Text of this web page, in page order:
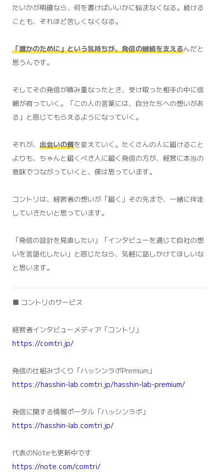
たいかが明確なら、何を書けばいいかに悩まなくなる。続ける
ことも、それほど苦しくなくなる。
「誰かのために」という気持ちが、発信の継続を支えるんだと
思うんです。
そしてその発信が積み重なったとき、受け取った相手の中に信
頼が育っていく。「この人の言葉には、自分たちへの想いがあ
る」と感じてもらえるようになっていく。
それが、 出会いの質を変えていく。たくさんの人に届けること
よりも、ちゃんと届くべき人に届く発信の方が、経営に本当の
意味でつながっていくと、僕は思っています。
コントリは、経営者の想いが「届く」その先まで、一緒に伴走
していきたいと思っています。
「発信の設計を見直したい」「インタビューを通じて自社の想
いを言語化したい」と感じたなら、気軽に話しかけてほしいな
と思います。
■ コントリのサービス
経営者インタビューメディア「コントリ」
https://comtri.jp/
発信の仕組みづくり「ハッシンラボPremium」
https://hasshin-lab.comtri.jp/hasshin-lab-premium/
発信に関する情報ポータル「ハッシンラボ」
https://hasshin-lab.comtri.jp/
代表のNoteも更新中です
https://note.com/comtri/